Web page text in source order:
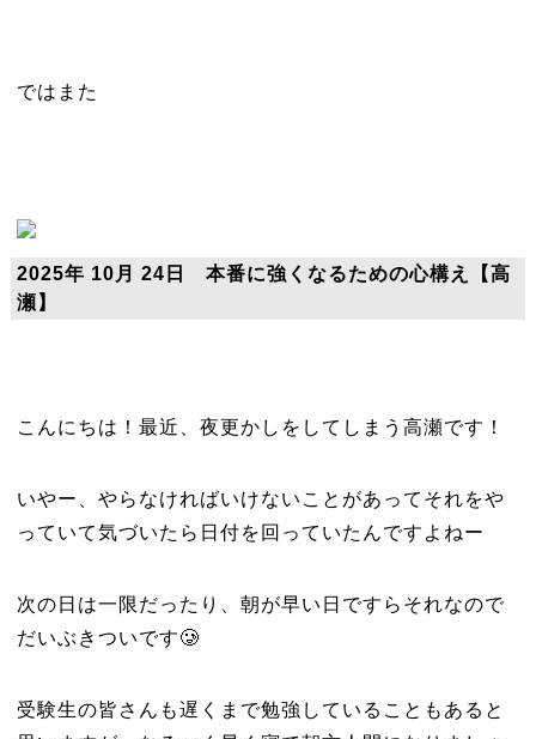
ではまた
2025年 10月 24日 本番に強くなるための心構え【高
瀬】
こんにちは！最近、夜更かしをしてしまう高瀬です！
いやー、やらなければいけないことがあってそれをや
っていて気づいたら日付を回っていたんですよねー
次の日は一限だったり、朝が早い日ですらそれなので
だいぶきついです🥲‎
受験生の皆さんも遅くまで勉強していることもあると